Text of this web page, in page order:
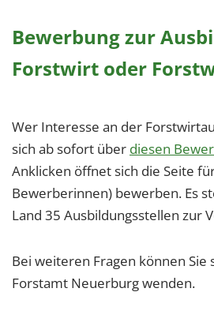
Bewerbung zur
Forstwirt oder
Wer Interesse an der
sich ab sofort über diesen
Anklicken öffnet sich die Seite
Bewerberinnen) bewerben. Es
Land 35 Ausbildungsstellen zur
Bei weiteren Fragen können Sie
Forstamt Neuerburg wenden.